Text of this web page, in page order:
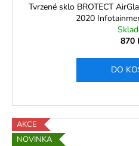
Tvrzené sklo BROTECT
2020
870
DO
AKCE
NOVINKA